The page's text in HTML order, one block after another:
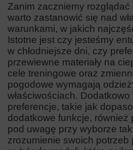
Zanim zaczniemy
warto zastanowić się nad
warunkami, w jakich
Istotne jest czy jesteśmy
w chłodniejsze dni, czy
przewiewne materiały na
cele treningowe oraz
pogodowe wymagają
właściwościach.
preferencje, takie jak
dodatkowe funkcje, również
pod uwagę przy wyborze
zrozumienie swoich potrzeb